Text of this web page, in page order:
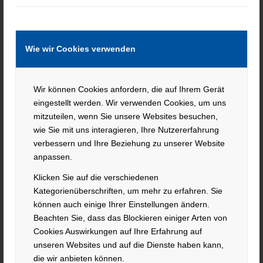
Wie wir Cookies verwenden
Wir können Cookies anfordern, die auf Ihrem Gerät
eingestellt werden. Wir verwenden Cookies, um uns
mitzuteilen, wenn Sie unsere Websites besuchen,
wie Sie mit uns interagieren, Ihre Nutzererfahrung
verbessern und Ihre Beziehung zu unserer Website
anpassen.
Klicken Sie auf die verschiedenen
Kategorienüberschriften, um mehr zu erfahren. Sie
können auch einige Ihrer Einstellungen ändern.
Beachten Sie, dass das Blockieren einiger Arten von
Cookies Auswirkungen auf Ihre Erfahrung auf
unseren Websites und auf die Dienste haben kann,
die wir anbieten können.
Datenverarbeitung bleibt vom Widerruf unberührt.
Widerspruchsrecht gegen die
Datenerhebung in besonderen Fällen
sowie gegen Direktwerbung (Art. 21
DSGVO)
WENN DIE DATENVERARBEITUNG AUF GRUNDLAGE
VON ART. 6 ABS. 1 LIT. E ODER F DSGVO ERFOLGT,
HABEN SIE JEDERZEIT DAS RECHT, AUS GRÜNDEN, DIE
SICH AUS IHRER BESONDEREN SITUATION ERGEBEN,
GEGEN DIE VERARBEITUNG IHRER
PERSONENBEZOGENEN DATEN WIDERSPRUCH
EINZULEGEN; DIES GILT AUCH FÜR EIN AUF DIESE
BESTIMMUNGEN GESTÜTZTES PROFILING. DIE